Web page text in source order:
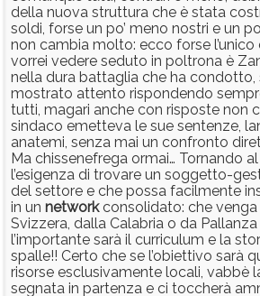
della nuova struttura che è stata
soldi, forse un po’ meno nostri e un
non cambia molto: ecco forse
vorrei vedere seduto in poltrona è
nella dura battaglia che ha condotto,
mostrato attento rispondendo
tutti, magari anche con risposte non
sindaco emetteva le sue sentenze,
anatemi, senza mai un confronto
Ma chissenefrega ormai… Tornando
l’esigenza di trovare un soggetto-
del settore e che possa facilmente
in un networkconsolidato: che venga
Svizzera, dalla Calabria o da
l’importante sarà il curriculum e la
spalle!! Certo che se l’obiettivo sarà
risorse esclusivamente locali, vabbè
segnata in partenza e ci toccherà